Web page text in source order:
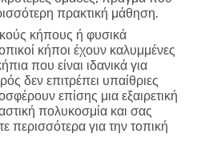
πρακτική μάθηση.
κήπους ή φυσικά
κήποι έχουν καλυμμένες
που είναι ιδανικά για
δεν επιτρέπει υπαίθριες
επίσης μια εξαιρετική
πολυκοσμία και σας
περισσότερα για την τοπική